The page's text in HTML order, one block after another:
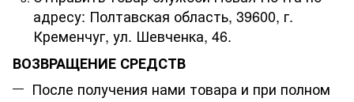
адресу: Полтавская область, 39600, г.
Кременчуг, ул. Шевченка, 46.
ВОЗВРАЩЕНИЕ СРЕДСТВ
После получения нами товара и при полном